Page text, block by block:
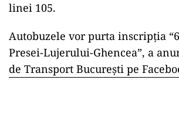
linei 105.
Autobuzele vor purta inscripţia
Presei-Lujerului-Ghencea”, a
de Transport Bucureşti pe